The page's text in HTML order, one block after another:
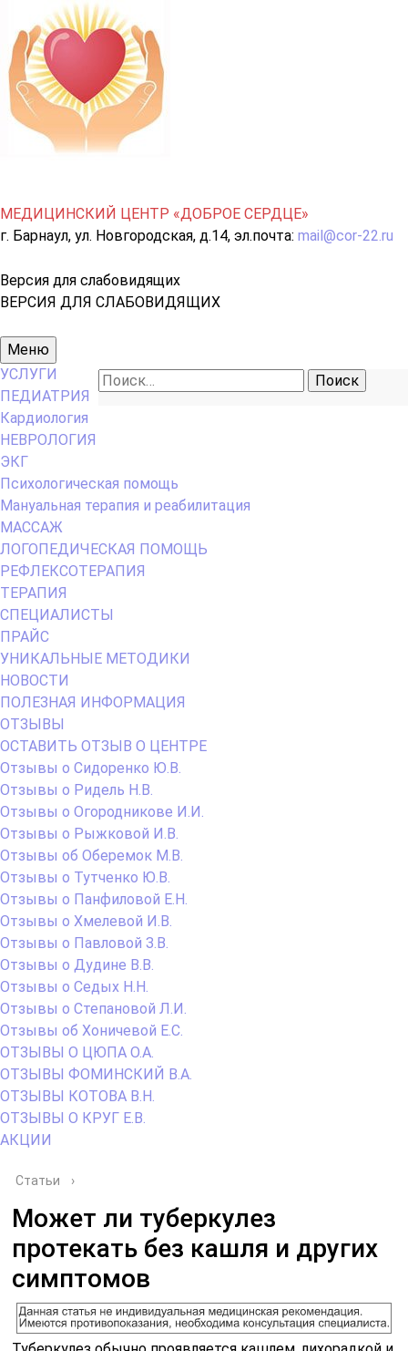
МЕДИЦИНСКИЙ ЦЕНТР «ДОБРОЕ СЕРДЦЕ»
г. Барнаул, ул. Новгородская, д.14, эл.почта: mail@cor-22.ru
Версия для слабовидящих
ВЕРСИЯ ДЛЯ СЛАБОВИДЯЩИХ
Основное
меню
Меню
Найти:
УСЛУГИ
ПЕДИАТРИЯ
Кардиология
НЕВРОЛОГИЯ
ЭКГ
Психологическая помощь
Мануальная терапия и реабилитация
МАССАЖ
ЛОГОПЕДИЧЕСКАЯ ПОМОЩЬ
РЕФЛЕКСОТЕРАПИЯ
ТЕРАПИЯ
СПЕЦИАЛИСТЫ
ПРАЙС
УНИКАЛЬНЫЕ МЕТОДИКИ
НОВОСТИ
ПОЛЕЗНАЯ ИНФОРМАЦИЯ
ОТЗЫВЫ
ОСТАВИТЬ ОТЗЫВ О ЦЕНТРЕ
Отзывы о Сидоренко Ю.В.
Отзывы о Ридель Н.В.
Отзывы о Огородникове И.И.
Отзывы о Рыжковой И.В.
Отзывы об Оберемок М.В.
Отзывы о Тутченко Ю.В.
Отзывы о Панфиловой Е.Н.
Отзывы о Хмелевой И.В.
Отзывы о Павловой З.В.
Отзывы о Дудине В.В.
Отзывы о Седых Н.Н.
Отзывы о Степановой Л.И.
Отзывы об Хоничевой Е.С.
ОТЗЫВЫ О ЦЮПА О.А.
ОТЗЫВЫ ФОМИНСКИЙ В.А.
ОТЗЫВЫ КОТОВА В.Н.
ОТЗЫВЫ О КРУГ Е.В.
АКЦИИ
Статьи ›
Может ли туберкулез
протекать без кашля и других
симптомов